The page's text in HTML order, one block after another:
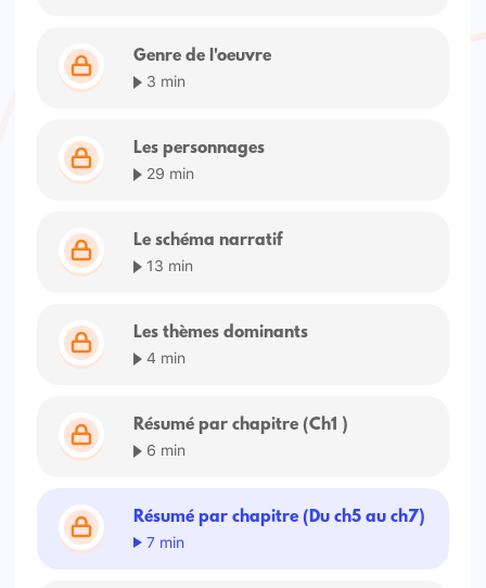
Genre de l'oeuvre
3 min
Les personnages
29 min
Le schéma narratif
13 min
Les thèmes dominants
4 min
Résumé par chapitre (Ch1 )
6 min
Résumé par chapitre (Du ch5 au ch7)
7 min